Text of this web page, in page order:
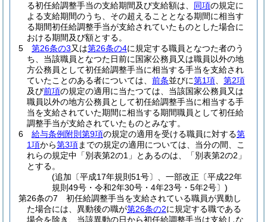
る初任給調整手当の支給期間及び支給額は、 同項の規定に
よる支給期間のうち、その超えることとなる期間に相当す
る期間初任給調整手当が支給されていたものとした場合に
おける期間及び額とする。
5
第26条の3又は第26条の4に規定する職員となつた者のう
ち、当該職員となつた日前に国家公務員又は職員以外の地
方公務員として初任給調整手当に相当する手当を支給され
ていたことのある者については、 前条並びに第1項
第2項
及び前項の規定の適用に当たつては、当該国家公務員又は
職員以外の地方公務員として初任給調整手当に相当する手
当を支給されていた期間に相当する期間職員として初任給
調整手当が支給されていたものとみなす。
6
給与条例附則第9項の規定の適用を受ける職員に対する第
1項から第3項までの規定の適用については、当分の間、こ
れらの規定中「別表第2の1」とあるのは、「別表第2の2」
とする。
(追加〔平成17年規則51号〕、一部改正〔平成22年
規則49号・令和2年30号・4年23号・5年2号〕)
第26条の7
初任給調整手当を支給されている職員が異動し
た場合には、異動後の職が第26条の2に規定する職である
場合を除き、当該異動の日から初任給調整手当は支給しな